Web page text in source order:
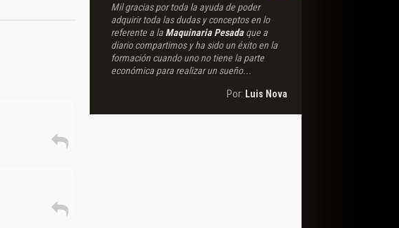
Mil gracias por toda la ayuda de poder
adquirir toda las dudas y conceptos en lo
referente a la Maquinaria Pesadaque a
diario compartimos y ha sido un éxito en la
formación cuando uno no tiene la parte
económica para realizar un sueño...
Por: Luis Nova